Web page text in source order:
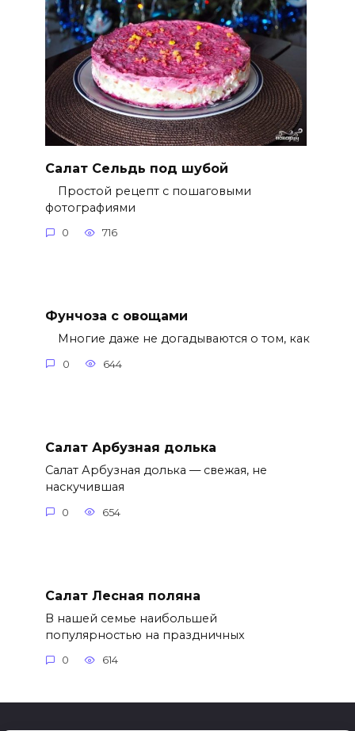
Салат Сельдь под шубой
Простой рецепт с пошаговыми
фотографиями
0 716
Фунчоза с овощами
Многие даже не догадываются о том, как
0 644
Салат Арбузная долька
Салат Арбузная долька — свежая, не
наскучившая
0 654
Салат Лесная поляна
В нашей семье наибольшей
популярностью на праздничных
0 614